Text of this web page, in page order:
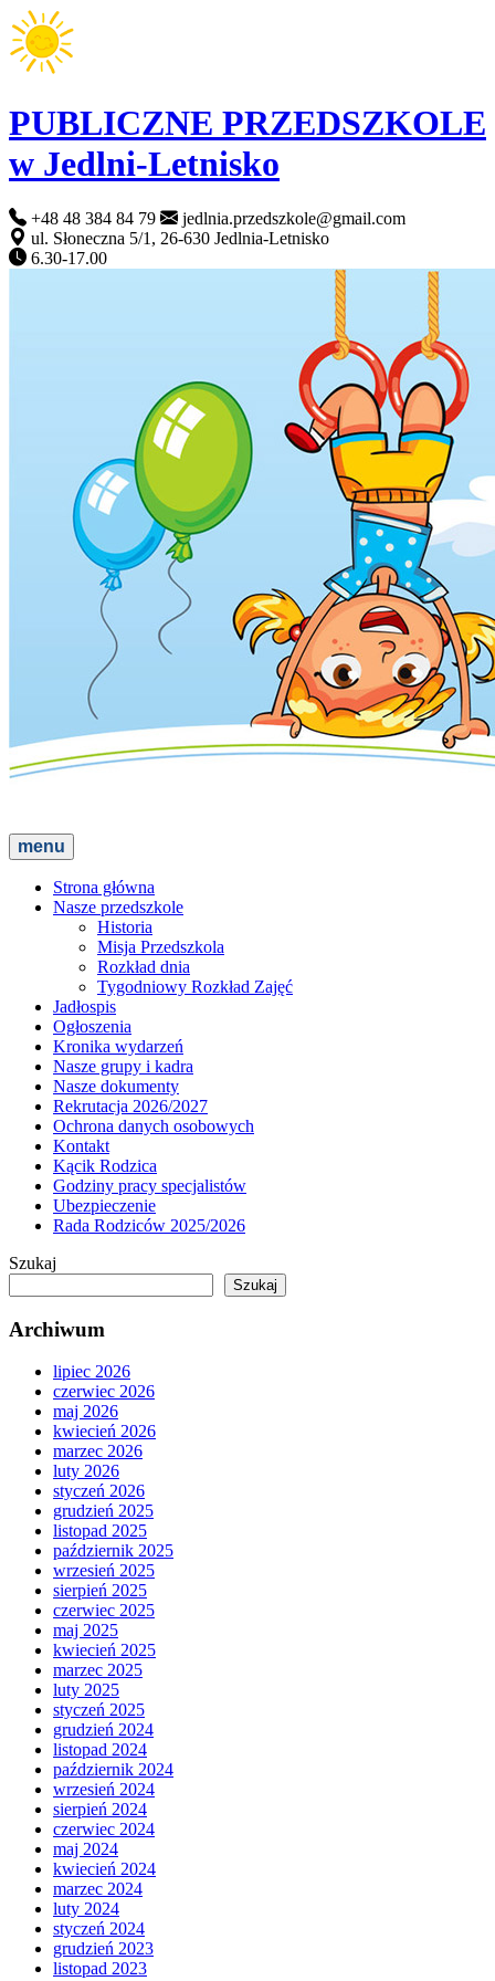
PUBLICZNE PRZEDSZKOLE
w Jedlni-Letnisko
+48 48 384 84 79
jedlnia.przedszkole@gmail.com
ul. Słoneczna 5/1, 26-630 Jedlnia-Letnisko
6.30-17.00
menu
Strona główna
Nasze przedszkole
Historia
Misja Przedszkola
Rozkład dnia
Tygodniowy Rozkład Zajęć
Jadłospis
Ogłoszenia
Kronika wydarzeń
Nasze grupy i kadra
Nasze dokumenty
Rekrutacja 2026/2027
Ochrona danych osobowych
Kontakt
Kącik Rodzica
Godziny pracy specjalistów
Ubezpieczenie
Rada Rodziców 2025/2026
Szukaj
Szukaj
Archiwum
lipiec 2026
czerwiec 2026
maj 2026
kwiecień 2026
marzec 2026
luty 2026
styczeń 2026
grudzień 2025
listopad 2025
październik 2025
wrzesień 2025
sierpień 2025
czerwiec 2025
maj 2025
kwiecień 2025
marzec 2025
luty 2025
styczeń 2025
grudzień 2024
listopad 2024
październik 2024
wrzesień 2024
sierpień 2024
czerwiec 2024
maj 2024
kwiecień 2024
marzec 2024
luty 2024
styczeń 2024
grudzień 2023
listopad 2023